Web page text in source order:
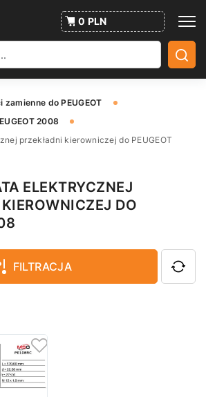
0 PLN
zamienne do PEUGEOT
2008
przekładni kierowniczej do PEUGEOT
ELEKTRYCZNEJ
DO
FILTRACJA